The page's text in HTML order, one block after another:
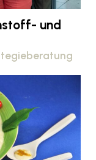
und